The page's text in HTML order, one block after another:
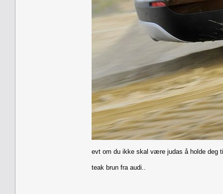
evt om du ikke skal være judas å holde deg
teak brun fra audi..